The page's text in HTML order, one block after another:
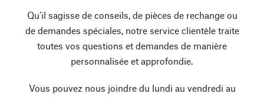
Qu’il sagisse de conseils, de pièces de rechange ou
de demandes spéciales, notre service clientèle traite
toutes vos questions et demandes de manière
personnalisée et approfondie.
Vous pouvez nous joindre du lundi au vendredi au